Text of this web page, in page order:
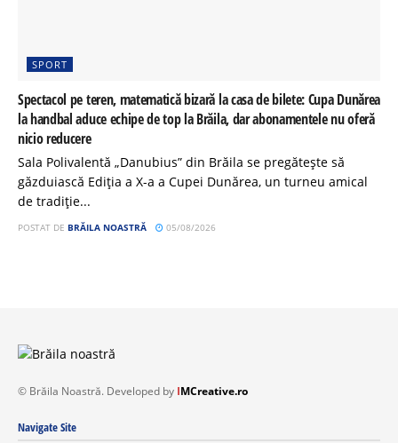
SPORT
Spectacol pe teren, matematică bizară la casa de bilete: Cupa Dunărea
la handbal aduce echipe de top la Brăila, dar abonamentele nu oferă
nicio reducere
Sala Polivalentă „Danubius” din Brăila se pregătește să
găzduiască Ediția a X-a a Cupei Dunărea, un turneu amical
de tradiție...
POSTAT DE BRĂILA NOASTRĂ 05/08/2026
© Brăila Noastră. Developed by IMCreative.ro
Navigate Site